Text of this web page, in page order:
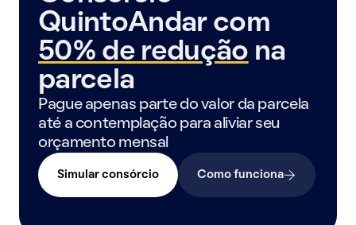
QuintoAndar com
50% de redução na
parcela
Pague apenas parte do valor da parcela
até a contemplação para aliviar seu
orçamento mensal
Simular consórcio Como funciona